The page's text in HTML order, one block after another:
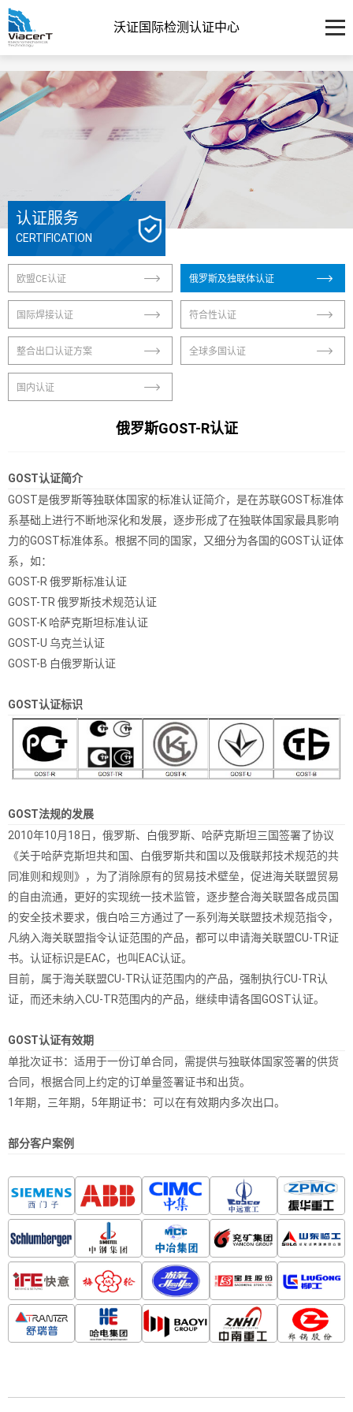
沃证国际检测认证中心
认证服务
CERTIFICATION
欧盟CE认证 俄罗斯及独联体认证
国际焊接认证 符合性认证
整合出口认证方案 全球多国认证
国内认证
俄罗斯GOST-R认证
GOST认证简介
GOST是俄罗斯等独联体国家的标准认证简介，是在苏联GOST标准体
系基础上进行不断地深化和发展，逐步形成了在独联体国家最具影响
力的GOST标准体系。根据不同的国家，又细分为各国的GOST认证体
系，如：
GOST-R 俄罗斯标准认证
GOST-TR 俄罗斯技术规范认证
GOST-K 哈萨克斯坦标准认证
GOST-U 乌克兰认证
GOST-B 白俄罗斯认证
GOST认证标识
GOST法规的发展
2010年10月18日，俄罗斯、白俄罗斯、哈萨克斯坦三国签署了协议
《关于哈萨克斯坦共和国、白俄罗斯共和国以及俄联邦技术规范的共
同准则和规则》，为了消除原有的贸易技术壁垒，促进海关联盟贸易
的自由流通，更好的实现统一技术监管，逐步整合海关联盟各成员国
的安全技术要求，俄白哈三方通过了一系列海关联盟技术规范指令，
凡纳入海关联盟指令认证范围的产品，都可以申请海关联盟CU-TR证
书。认证标识是EAC，也叫EAC认证。
目前，属于海关联盟CU-TR认证范围内的产品，强制执行CU-TR认
证，而还未纳入CU-TR范围内的产品，继续申请各国GOST认证。
GOST认证有效期
单批次证书：适用于一份订单合同，需提供与独联体国家签署的供货
合同，根据合同上约定的订单量签署证书和出货。
1年期，三年期，5年期证书：可以在有效期内多次出口。
部分客户案例